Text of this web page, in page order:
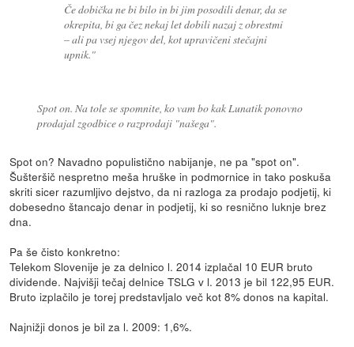
Če dobička ne bi bilo in bi jim posodili denar, da se
okrepita, bi ga čez nekaj let dobili nazaj z obrestmi
– ali pa vsej njegov del, kot upravičeni stečajni
upnik."
Spot on. Na tole se spomnite, ko vam bo kak Lunatik ponovno
prodajal zgodbice o razprodaji "našega".
Spot on? Navadno populistično nabijanje, ne pa "spot on".
Šušteršič nespretno meša hruške in podmornice in tako poskuša
skriti sicer razumljivo dejstvo, da ni razloga za prodajo podjetij, ki
dobesedno štancajo denar in podjetij, ki so resnično luknje brez
dna.
Pa še čisto konkretno:
Telekom Slovenije je za delnico l. 2014 izplačal 10 EUR bruto
dividende. Najvišji tečaj delnice TSLG v l. 2013 je bil 122,95 EUR.
Bruto izplačilo je torej predstavljalo več kot 8% donos na kapital.
Najnižji donos je bil za l. 2009: 1,6%.